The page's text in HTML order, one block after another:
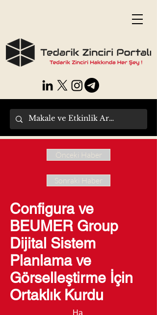
Önceki Haber
Sonraki Haber
Configura ve
BEUMER Group
Dijital Sistem
Planlama ve
Görselleştirme İçin
Ortaklık Kurdu
Ha